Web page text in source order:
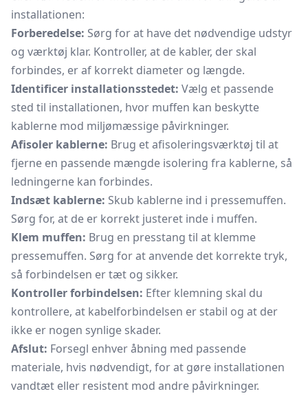
installationen:
Forberedelse: Sørg for at have det nødvendige udstyr
og værktøj klar. Kontroller, at de kabler, der skal
forbindes, er af korrekt diameter og længde.
Identificer installationsstedet: Vælg et passende
sted til installationen, hvor muffen kan beskytte
kablerne mod miljømæssige påvirkninger.
Afisoler kablerne: Brug etafisoleringsværktøj til at
fjerne en passende mængde isolering fra kablerne, så
ledningerne kan forbindes.
Indsæt kablerne: Skub kablerne ind i pressemuffen.
Sørg for, at de er korrekt justeret inde i muffen.
Klem muffen: Brug en presstang til at klemme
pressemuffen. Sørg for at anvende det korrekte tryk,
så forbindelsen er tæt og sikker.
Kontroller forbindelsen: Efter klemning skal du
kontrollere, at kabelforbindelsen er stabil og at der
ikke er nogen synlige skader.
Afslut: Forsegl enhver åbning med passende
materiale, hvis nødvendigt, for at gøre installationen
vandtæt eller resistent mod andre påvirkninger.